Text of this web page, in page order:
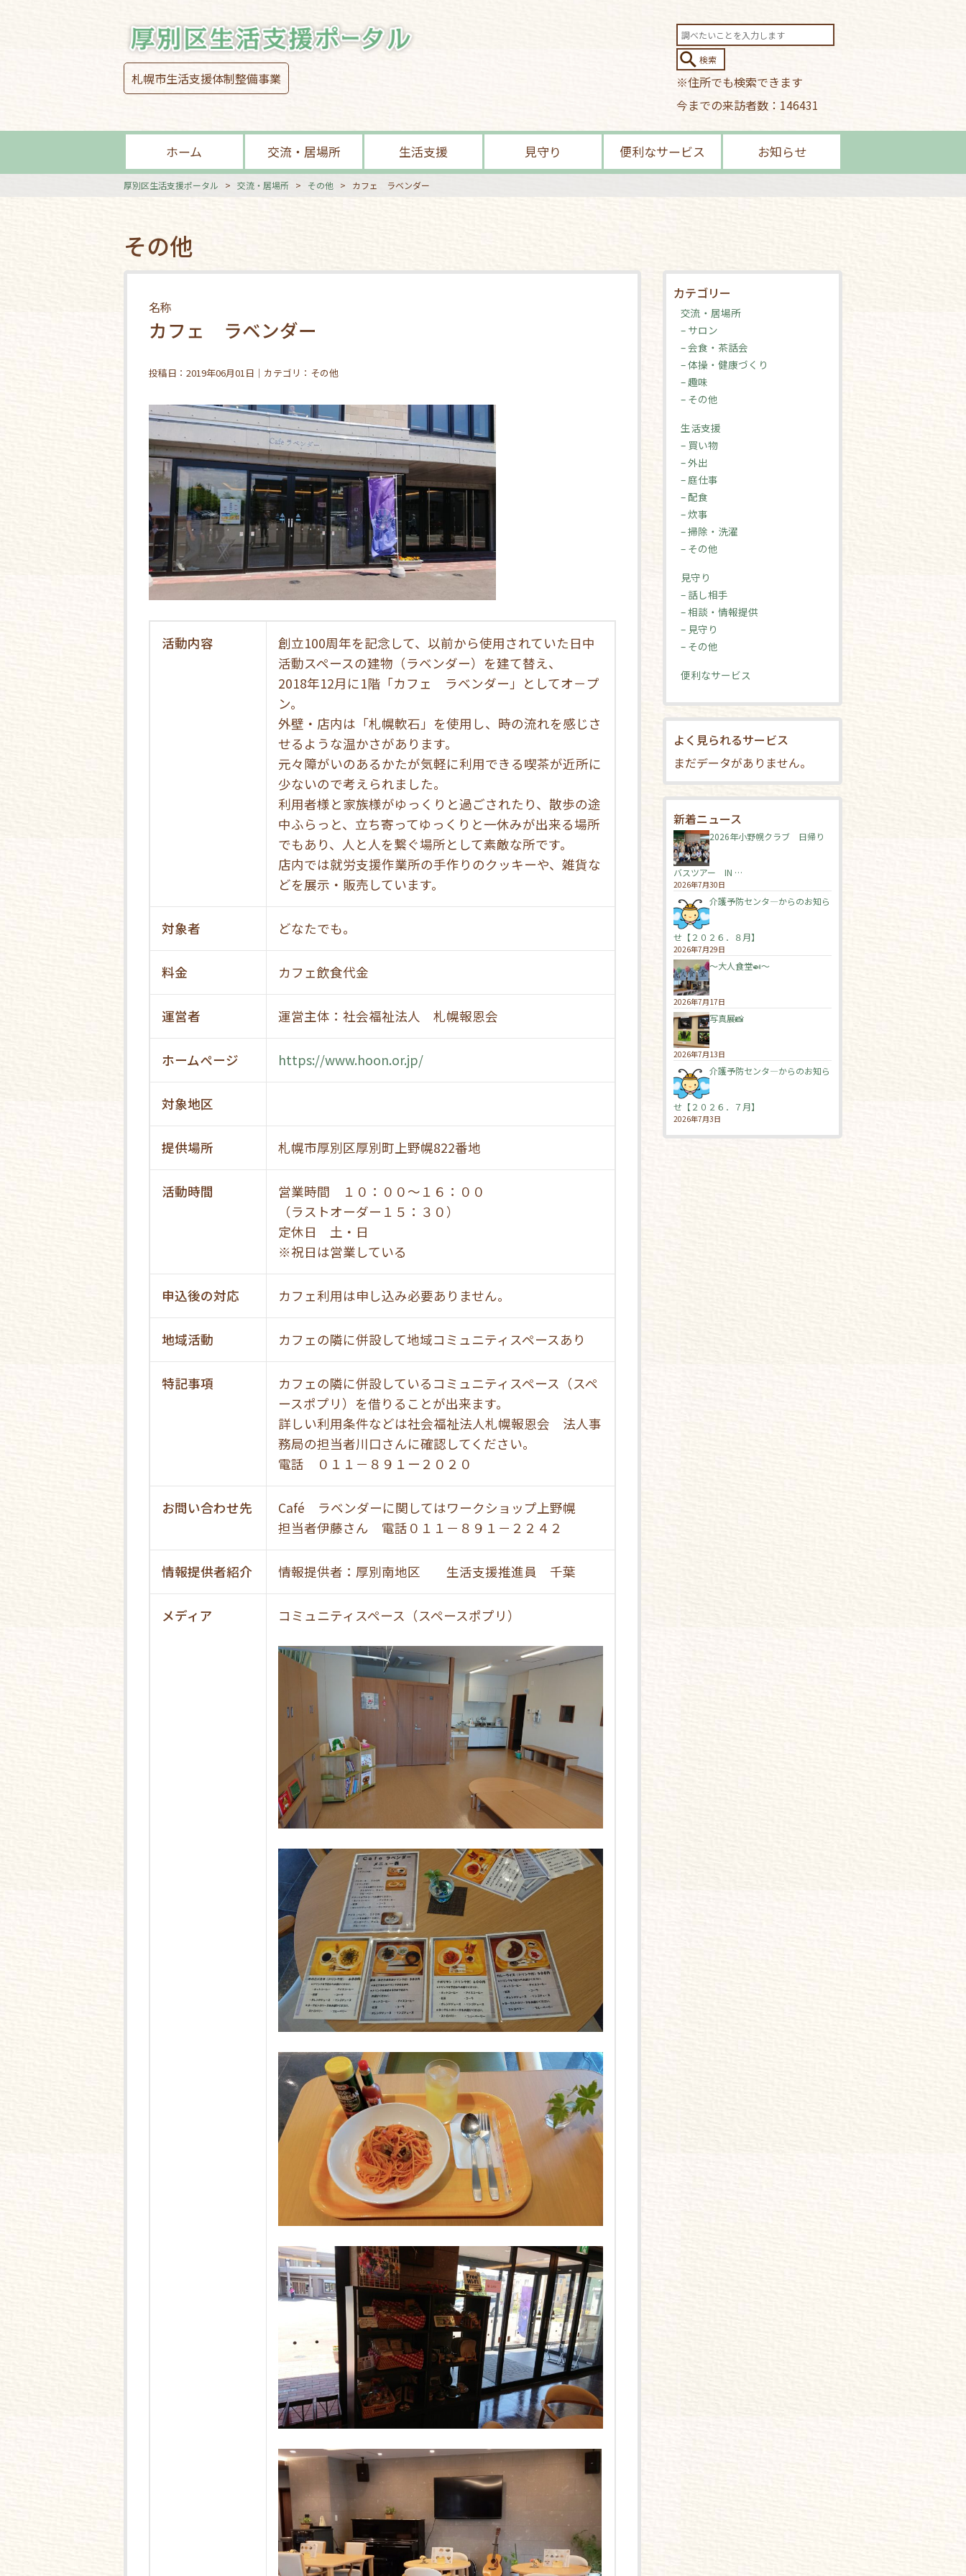
札幌市生活支援体制整備事業
※住所でも検索できます
今までの来訪者数：146431
ホーム 交流・居場所 生活支援 見守り 便利なサービス お知らせ
厚別区生活支援ポータル > 交流・居場所 > その他 > カフェ ラベンダー
その他
名称
カフェ ラベンダー
投稿日：2019年06月01日｜カテゴリ：その他
活動内容
創立100周年を記念して、以前から使用されていた日中
活動スペースの建物（ラベンダー）を建て替え、
2018年12月に1階「カフェ ラベンダー」としてオ－プ
ン。
外壁・店内は「札幌軟石」を使用し、時の流れを感じさ
せるような温かさがあります。
元々障がいのあるかたが気軽に利用できる喫茶が近所に
少ないので考えられました。
利用者様と家族様がゆっくりと過ごされたり、散歩の途
中ふらっと、立ち寄ってゆっくりと一休みが出来る場所
でもあり、人と人を繋ぐ場所として素敵な所です。
店内では就労支援作業所の手作りのクッキーや、雑貨な
どを展示・販売しています。
対象者 どなたでも。
料金 カフェ飲食代金
運営者 運営主体：社会福祉法人 札幌報恩会
ホームページ https://www.hoon.or.jp/
対象地区
提供場所 札幌市厚別区厚別町上野幌822番地
活動時間
営業時間 １０：００～１６：００
（ラストオーダー１５：３０）
定休日 土・日
※祝日は営業している
申込後の対応 カフェ利用は申し込み必要ありません。
地域活動 カフェの隣に併設して地域コミュニティスペースあり
特記事項
カフェの隣に併設しているコミュニティスペース（スペ
ースポプリ）を借りることが出来ます。
詳しい利用条件などは社会福祉法人札幌報恩会 法人事
務局の担当者川口さんに確認してください。
電話 ０１１－８９１ー２０２０
お問い合わせ先
Café ラベンダーに関してはワークショップ上野幌
担当者伊藤さん 電話０１１－８９１－２２４２
情報提供者紹介 情報提供者：厚別南地区 生活支援推進員 千葉
メディア コミュニティスペース（スペースポプリ）
カテゴリー
交流・居場所
– サロン
– 会食・茶話会
– 体操・健康づくり
– 趣味
– その他
生活支援
– 買い物
– 外出
– 庭仕事
– 配食
– 炊事
– 掃除・洗濯
– その他
見守り
– 話し相手
– 相談・情報提供
– 見守り
– その他
便利なサービス
よく見られるサービス
まだデータがありません。
新着ニュース
2026年小野幌クラブ 日帰り
バスツアー IN …
2026年7月30日
介護予防センタ―からのお知ら
せ【２０２６．８月】
2026年7月29日
～大人食堂🍛～
2026年7月17日
写真展📸
2026年7月13日
介護予防センタ―からのお知ら
せ【２０２６．７月】
2026年7月3日